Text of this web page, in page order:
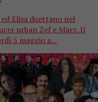
Elisa duettano nel
urban Zef e Marz. Il
5 maggio a...